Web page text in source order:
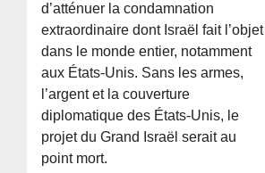
d’atténuer la condamnation
extraordinaire dont Israël fait l’objet
dans le monde entier, notamment
aux États-Unis. Sans les armes,
l’argent et la couverture
diplomatique des États-Unis, le
projet du Grand Israël serait au
point mort.